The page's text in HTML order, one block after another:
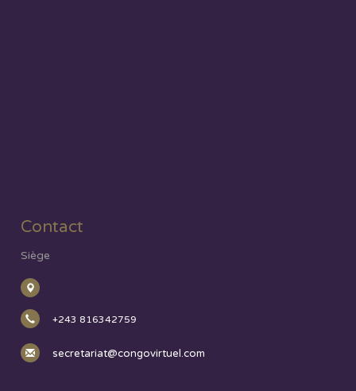
Contact
Siège
+243 816342759
secretariat@congovirtuel.com